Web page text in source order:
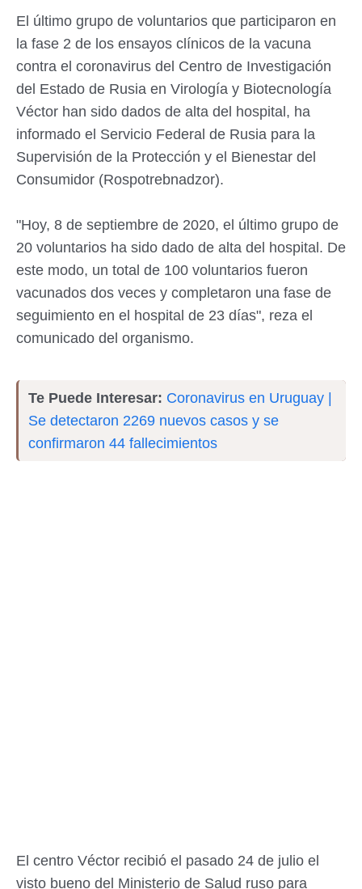
El último grupo de voluntarios que participaron en
la fase 2 de los ensayos clínicos de la vacuna
contra el coronavirus del Centro de Investigación
del Estado de Rusia en Virología y Biotecnología
Véctor han sido dados de alta del hospital, ha
informado el Servicio Federal de Rusia para la
Supervisión de la Protección y el Bienestar del
Consumidor (Rospotrebnadzor).
"Hoy, 8 de septiembre de 2020, el último grupo de
20 voluntarios ha sido dado de alta del hospital. De
este modo, un total de 100 voluntarios fueron
vacunados dos veces y completaron una fase de
seguimiento en el hospital de 23 días", reza el
comunicado del organismo.
Te Puede Interesar: Coronavirus en Uruguay |
Se detectaron 2269 nuevos casos y se
confirmaron 44 fallecimientos
El centro Véctor recibió el pasado 24 de julio el
visto bueno del Ministerio de Salud ruso para